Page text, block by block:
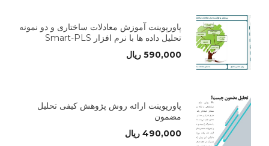
پاورپوینت آموزش معادلات ساختاری و دو نمونه
تحلیل داده ها با نرم افزار Smart-PLS
590,000 ریال
پاورپوینت ارائه روش پژوهش کیفی تحلیل
مضمون
490,000 ریال